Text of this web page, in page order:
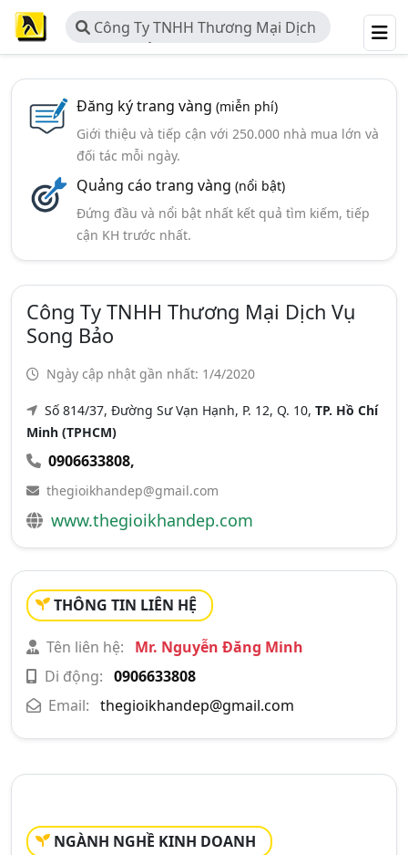
Công Ty TNHH Thương Mại Dịch
Vụ Song Bảo
Đăng ký trang vàng (miễn phí)
Giới thiệu và tiếp cận với 250.000 nhà mua lớn và
đối tác mỗi ngày.
Quảng cáo trang vàng (nổi bật)
Đứng đầu và nổi bật nhất kết quả tìm kiếm, tiếp
cận KH trước nhất.
Công Ty TNHH Thương Mại Dịch Vụ
Song Bảo
Ngày cập nhật gần nhất: 1/4/2020
Số 814/37, Đường Sư Vạn Hạnh, P. 12, Q. 10, TP. Hồ Chí
Minh (TPHCM)
0906633808,
thegioikhandep@gmail.com
www.thegioikhandep.com
THÔNG TIN LIÊN HỆ
Tên liên hệ:
Mr. Nguyễn Đăng Minh
Di động: 0906633808
Email: thegioikhandep@gmail.com
NGÀNH NGHỀ KINH DOANH